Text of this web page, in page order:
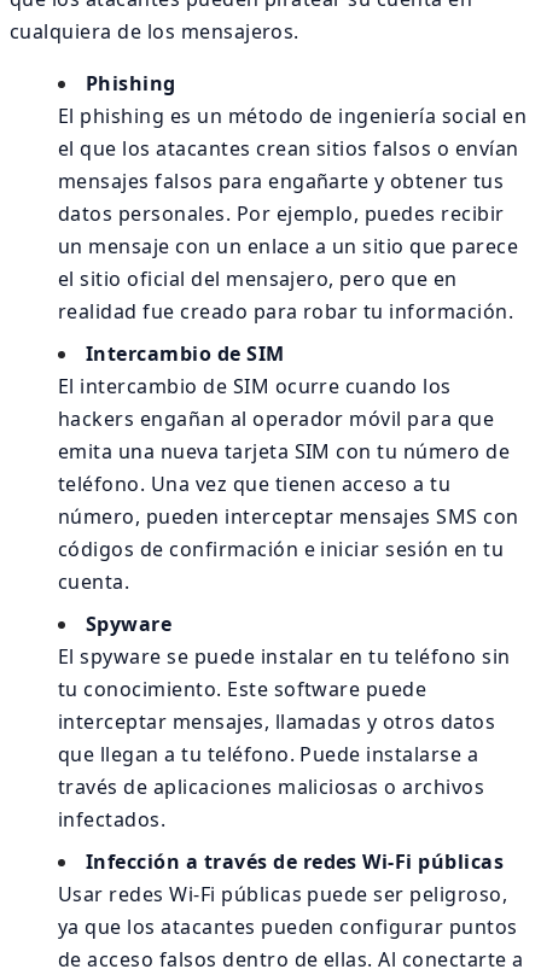
cualquiera de los mensajeros.
Phishing
El phishing es un método de ingeniería social en
el que los atacantes crean sitios falsos o envían
mensajes falsos para engañarte y obtener tus
datos personales. Por ejemplo, puedes recibir
un mensaje con un enlace a un sitio que parece
el sitio oficial del mensajero, pero que en
realidad fue creado para robar tu información.
Intercambio de SIM
El intercambio de SIM ocurre cuando los
hackers engañan al operador móvil para que
emita una nueva tarjeta SIM con tu número de
teléfono. Una vez que tienen acceso a tu
número, pueden interceptar mensajes SMS con
códigos de confirmación e iniciar sesión en tu
cuenta.
Spyware
El spyware se puede instalar en tu teléfono sin
tu conocimiento. Este software puede
interceptar mensajes, llamadas y otros datos
que llegan a tu teléfono. Puede instalarse a
través de aplicaciones maliciosas o archivos
infectados.
Infección a través de redes Wi-Fi públicas
Usar redes Wi-Fi públicas puede ser peligroso,
ya que los atacantes pueden configurar puntos
de acceso falsos dentro de ellas. Al conectarte a